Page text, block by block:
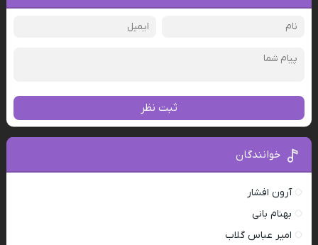
ثبت نظر
خوانندگان
آرون افشار
بهنام بانی
امیر عباس گلاب